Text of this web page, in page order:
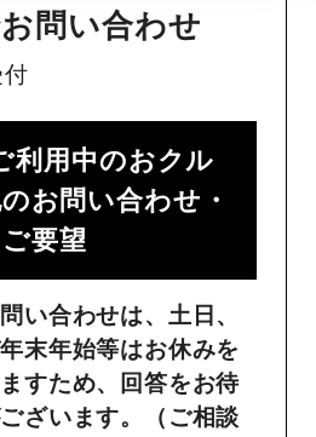
問い合わせ
利用中のおクル
お問い合わせ・
ご要望​
い合わせは、土日、
末年始等はお休みを
すため、回答をお待
ざいます。（ご相談